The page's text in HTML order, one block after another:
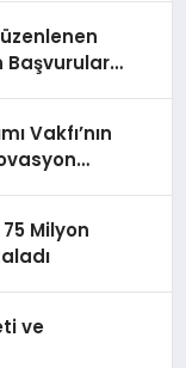
Başvurular
Vakfı’nın
75 Milyon
ve